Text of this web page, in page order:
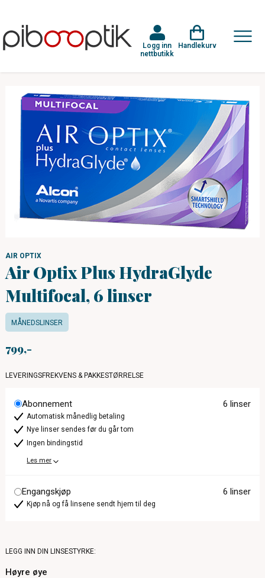
Logg inn
nettbutikk
Handlekurv
AIR OPTIX
Air Optix Plus HydraGlyde
Multifocal, 6 linser
MÅNEDSLINSER
799
LEVERINGSFREKVENS & PAKKESTØRRELSE
Abonnement 6 linser
Automatisk månedlig betaling
Nye linser sendes før du går tom
Ingen bindingstid
Les mer
Engangskjøp 6 linser
Kjøp nå og få linsene sendt hjem til deg
LEGG INN DIN LINSESTYRKE:
Høyre øye